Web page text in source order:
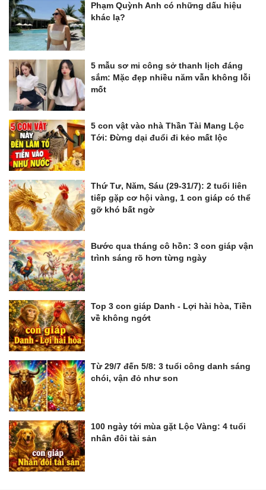
Phạm Quỳnh Anh có những dấu hiệu
khác lạ?
5 mẫu sơ mi công sở thanh lịch đáng
sắm: Mặc đẹp nhiều năm vẫn không lỗi
mốt
5 con vật vào nhà Thần Tài Mang Lộc
Tới: Đừng dại đuổi đi kẻo mất lộc
Thứ Tư, Năm, Sáu (29-31/7): 2 tuổi liên
tiếp gặp cơ hội vàng, 1 con giáp có thể
gỡ khó bất ngờ
Bước qua tháng cô hồn: 3 con giáp vận
trình sáng rõ hơn từng ngày
Top 3 con giáp Danh - Lợi hài hòa, Tiền
về không ngớt
Từ 29/7 đến 5/8: 3 tuổi công danh sáng
chói, vận đỏ như son
100 ngày tới mùa gặt Lộc Vàng: 4 tuổi
nhân đôi tài sản